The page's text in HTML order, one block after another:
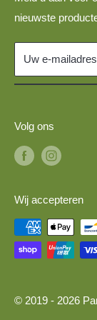
Links
nieuwste
Uw e-mailadres
Militaire
Volg ons
Wij accepteren
© 2019 - 2026